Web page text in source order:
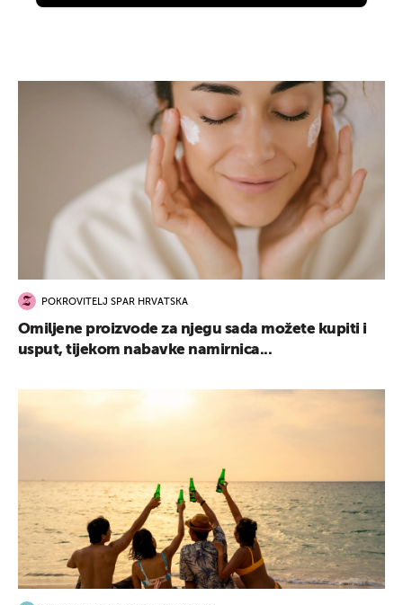
POKROVITELJ SPAR HRVATSKA
Omiljene proizvode za njegu sada možete kupiti i
usput, tijekom nabavke namirnica...